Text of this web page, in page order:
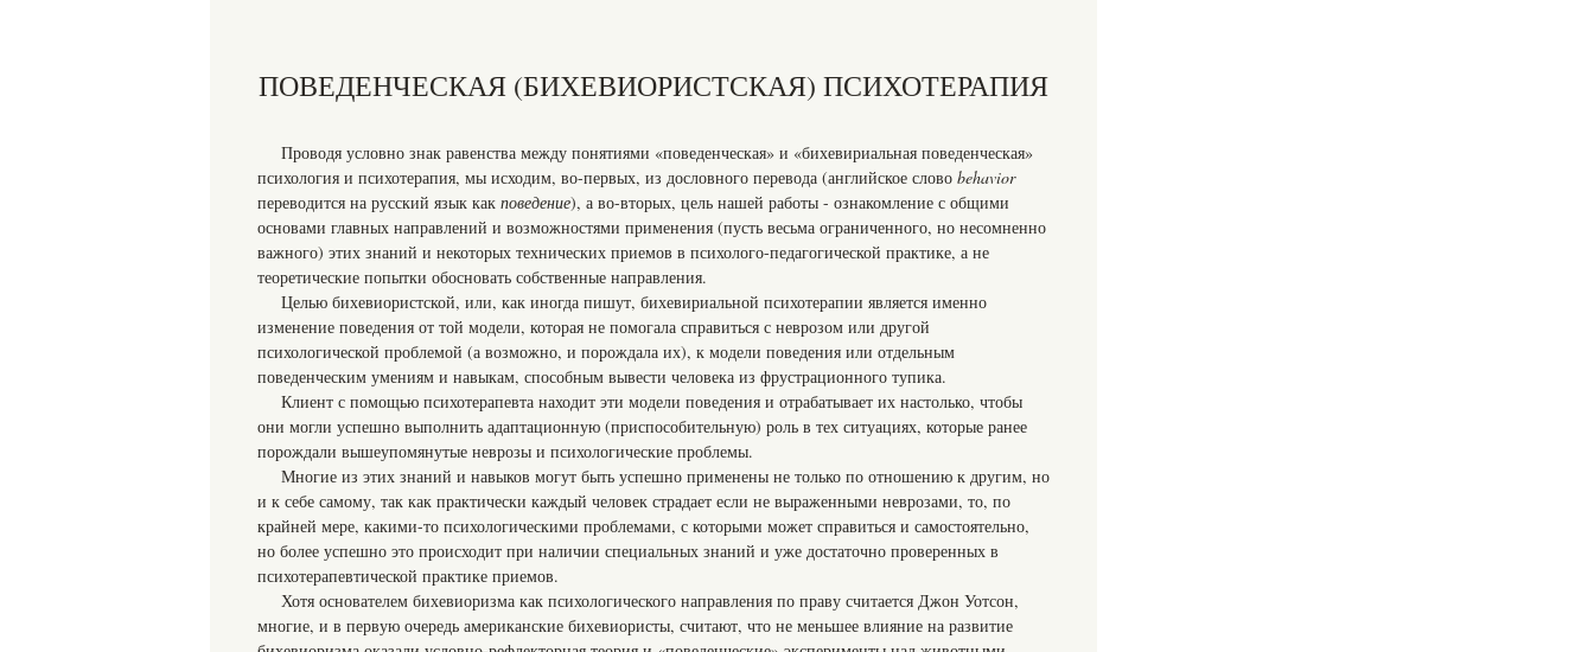
ПОВЕДЕНЧЕСКАЯ (БИХЕВИОРИСТСКАЯ) ПСИХОТЕРАПИЯ
Проводя условно знак равенства между понятиями «поведенческая» и «бихевириальная поведенческая»
психология и психотерапия, мы исходим, во-первых, из дословного перевода (английское слово behavior
переводится на русский язык как поведение), а во-вторых, цель нашей работы - ознакомление с общими
основами главных направлений и возможностями применения (пусть весьма ограниченного, но несомненно
важного) этих знаний и некоторых технических приемов в психолого-педагогической практике, а не
теоретические попытки обосновать собственные направления.
Целью бихевиористской, или, как иногда пишут, бихевириальной психотерапии является именно
изменение поведения от той модели, которая не помогала справиться с неврозом или другой
психологической проблемой (а возможно, и порождала их), к модели поведения или отдельным
поведенческим умениям и навыкам, способным вывести человека из фрустрационного тупика.
Клиент с помощью психотерапевта находит эти модели поведения и отрабатывает их настолько, чтобы
они могли успешно выполнить адаптационную (приспособительную) роль в тех ситуациях, которые ранее
порождали вышеупомянутые неврозы и психологические проблемы.
Многие из этих знаний и навыков могут быть успешно применены не только по отношению к другим, но
и к себе самому, так как практически каждый человек страдает если не выраженными неврозами, то, по
крайней мере, какими-то психологическими проблемами, с которыми может справиться и самостоятельно,
но более успешно это происходит при наличии специальных знаний и уже достаточно проверенных в
психотерапевтической практике приемов.
Хотя основателем бихевиоризма как психологического направления по праву считается Джон Уотсон,
многие, и в первую очередь американские бихевиористы, считают, что не меньшее влияние на развитие